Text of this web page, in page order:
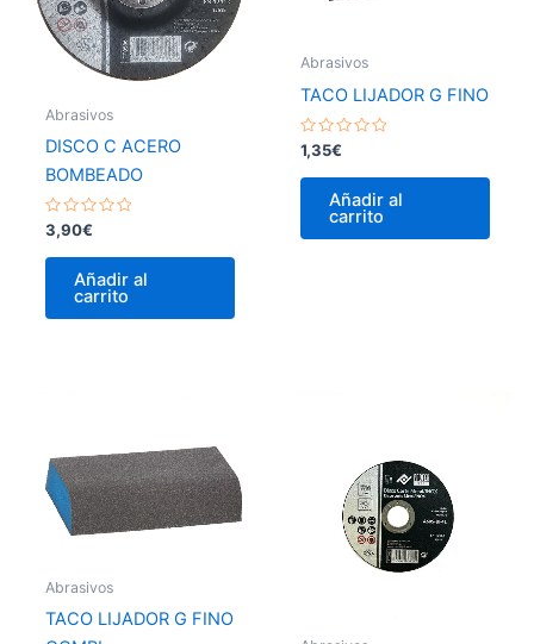
Abrasivos
DISCO C ACERO
BOMBEADO
Valorado
con
0
3,90€
Añadir al
carrito
Abrasivos
TACO LIJADOR G FINO
Valorado
con
0
1,35€
Añadir al
carrito
Abrasivos
TACO LIJADOR G FINO